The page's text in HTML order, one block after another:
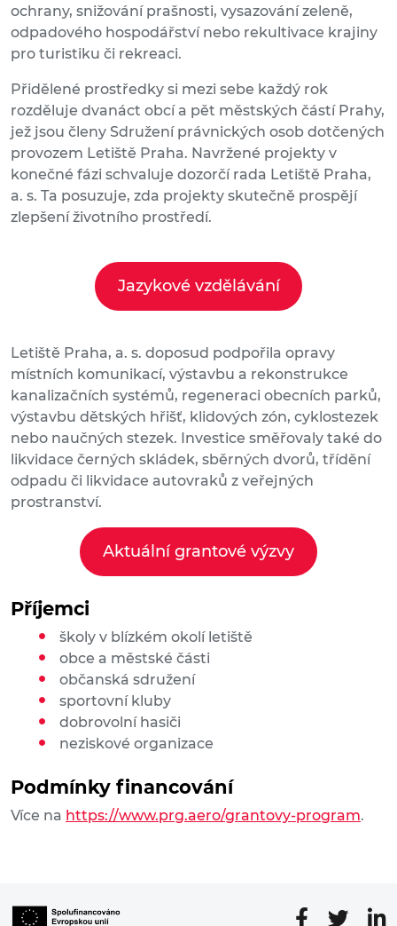
ochrany, snižování prašnosti, vysazování zeleně,
odpadového hospodářství nebo rekultivace krajiny
pro turistiku či rekreaci.
Přidělené prostředky si mezi sebe každý rok
rozděluje dvanáct obcí a pět městských částí Prahy,
jež jsou členy Sdružení právnických osob dotčených
provozem Letiště Praha. Navržené projekty v
konečné fázi schvaluje dozorčí rada Letiště Praha,
a. s. Ta posuzuje, zda projekty skutečně prospějí
zlepšení životního prostředí.
Jazykové vzdělávání
Letiště Praha, a. s. doposud podpořila opravy
místních komunikací, výstavbu a rekonstrukce
kanalizačních systémů, regeneraci obecních parků,
výstavbu dětských hřišť, klidových zón, cyklostezek
nebo naučných stezek. Investice směřovaly také do
likvidace černých skládek, sběrných dvorů, třídění
odpadu či likvidace autovraků z veřejných
prostranství.
Aktuální grantové výzvy
Příjemci
školy v blízkém okolí letiště
obce a městské části
občanská sdružení
sportovní kluby
dobrovolní hasiči
neziskové organizace
Podmínky financování
Více na https://www.prg.aero/grantovy-program.